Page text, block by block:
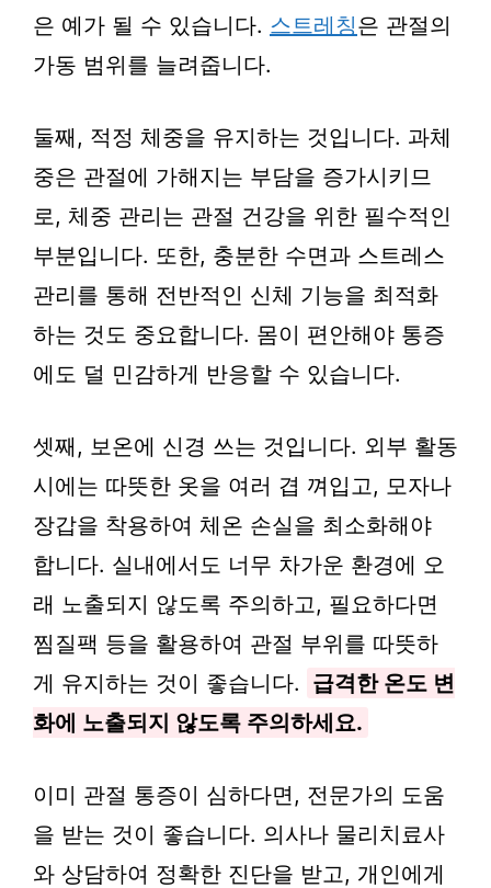
은 예가 될 수 있습니다. 스트레칭은 관절의
가동 범위를 늘려줍니다.
둘째, 적정 체중을 유지하는 것입니다. 과체
중은 관절에 가해지는 부담을 증가시키므
로, 체중 관리는 관절 건강을 위한 필수적인
부분입니다. 또한, 충분한 수면과 스트레스
관리를 통해 전반적인 신체 기능을 최적화
하는 것도 중요합니다. 몸이 편안해야 통증
에도 덜 민감하게 반응할 수 있습니다.
셋째, 보온에 신경 쓰는 것입니다. 외부 활동
시에는 따뜻한 옷을 여러 겹 껴입고, 모자나
장갑을 착용하여 체온 손실을 최소화해야
합니다. 실내에서도 너무 차가운 환경에 오
래 노출되지 않도록 주의하고, 필요하다면
찜질팩 등을 활용하여 관절 부위를 따뜻하
게 유지하는 것이 좋습니다. 급격한 온도 변
화에 노출되지 않도록 주의하세요.
이미 관절 통증이 심하다면, 전문가의 도움
을 받는 것이 좋습니다. 의사나 물리치료사
와 상담하여 정확한 진단을 받고, 개인에게